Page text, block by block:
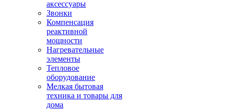
аксессуары
Звонки
Компенсация
реактивной
мощности
Нагревательные
элементы
Тепловое
оборудование
Мелкая бытовая
техника и товары для
дома